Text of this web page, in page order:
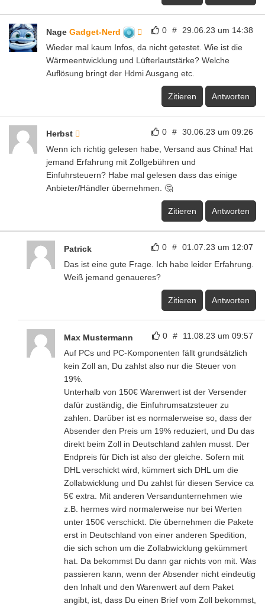
0 # 29.06.23 um 14:38
Nage Gadget-Nerd
Wieder mal kaum Infos, da nicht getestet. Wie ist die
Wärmeentwicklung und Lüfterlautstärke? Welche
Auflösung bringt der Hdmi Ausgang etc.
Zitieren Antworten
0 # 30.06.23 um 09:26
Herbst
Wenn ich richtig gelesen habe, Versand aus China! Hat
jemand Erfahrung mit Zollgebühren und
Einfuhrsteuern? Habe mal gelesen dass das einige
Anbieter/Händler übernehmen. 🤔
Zitieren Antworten
0 # 01.07.23 um 12:07
Patrick
Das ist eine gute Frage. Ich habe leider Erfahrung.
Weiß jemand genaueres?
Zitieren Antworten
0 # 11.08.23 um 09:57
Max Mustermann
Auf PCs und PC-Komponenten fällt grundsätzlich
kein Zoll an, Du zahlst also nur die Steuer von
19%.
Unterhalb von 150€ Warenwert ist der Versender
dafür zuständig, die Einfuhrumsatzsteuer zu
zahlen. Darüber ist es normalerweise so, dass der
Absender den Preis um 19% reduziert, und Du das
direkt beim Zoll in Deutschland zahlen musst. Der
Endpreis für Dich ist also der gleiche. Sofern mit
DHL verschickt wird, kümmert sich DHL um die
Zollabwicklung und Du zahlst für diesen Service ca
5€ extra. Mit anderen Versandunternehmen wie
z.B. hermes wird normalerweise nur bei Werten
unter 150€ verschickt. Die übernehmen die Pakete
erst in Deutschland von einer anderen Spedition,
die sich schon um die Zollabwicklung gekümmert
hat. Da bekommst Du dann gar nichts von mit. Was
passieren kann, wenn der Absender nicht eindeutig
den Inhalt und den Warenwert auf dem Paket
angibt, ist, dass Du einen Brief vom Zoll bekommst,